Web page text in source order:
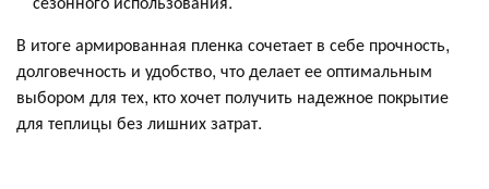
В итоге армированная пленка сочетает в себе прочность,
долговечность и удобство, что делает ее оптимальным
выбором для тех, кто хочет получить надежное покрытие
для теплицы без лишних затрат.